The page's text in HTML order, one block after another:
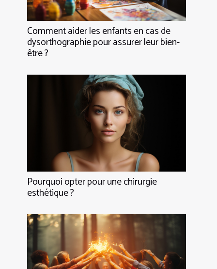
Comment aider les enfants en cas de
dysorthographie pour assurer leur bien-
être ?
Pourquoi opter pour une chirurgie
esthétique ?